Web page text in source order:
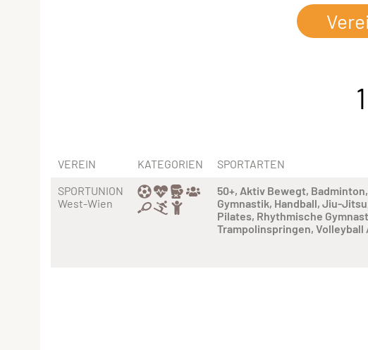
VEREIN KATEGORIEN SPORTARTEN
SPORTUNION
West-Wien
50+ Aktiv Bewegt Badminton
Gymnastik Handball Jiu-Jitsu
Pilates Rhythmische
Trampolinspringen Volleyball